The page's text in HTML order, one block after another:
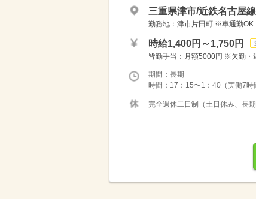
三重県津市/近鉄名古屋
勤務地：津市片田町 ※車通勤OK
時給1,400円～1,750円
皆勤手当：月額5000円 ※欠勤・
期間：長期
時間：17：15〜1：40（実働
完全週休二日制（土日休み、長